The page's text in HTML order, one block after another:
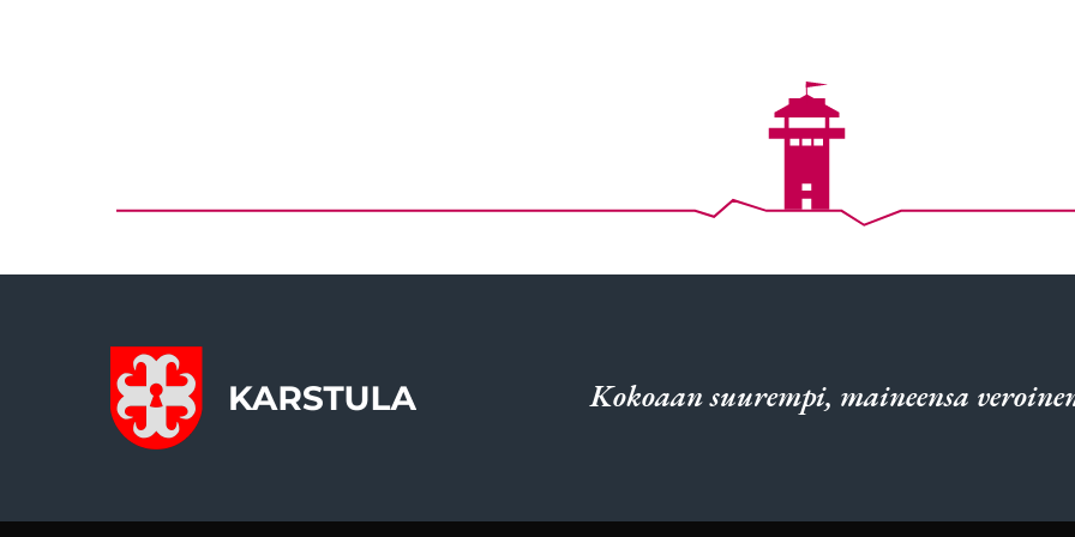
Kokoaan suurempi, maineensa